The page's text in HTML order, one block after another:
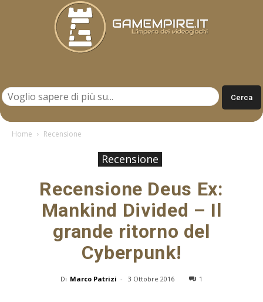
Home Recensione
Recensione
Recensione Deus Ex:
Mankind Divided – Il
grande ritorno del
Cyberpunk!
Di Marco Patrizi - 3 Ottobre 2016 1